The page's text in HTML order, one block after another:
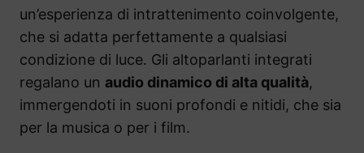
un’esperienza di intrattenimento coinvolgente,
che si adatta perfettamente a qualsiasi
condizione di luce. Gli altoparlanti integrati
regalano un audio dinamico di alta qualità,
immergendoti in suoni profondi e nitidi, che sia
per la musica o per i film.